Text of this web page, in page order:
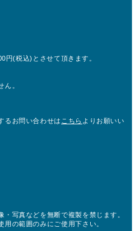
(税込)とさせて頂きます。
ん。
るお問い合わせは こちら よりお願いい
写真などを無断で複製を禁じます。
の範囲のみにご使用下さい。